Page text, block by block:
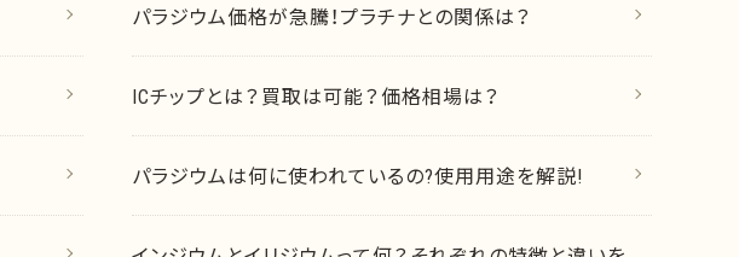
パラジウム価格が急騰！プラチナとの関係は？
ICチップとは？買取は可能？価格相場は？
パラジウムは何に使われているの?使用用途を解説!